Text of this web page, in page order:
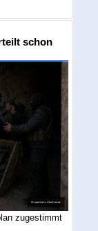
schon
zugestimmt